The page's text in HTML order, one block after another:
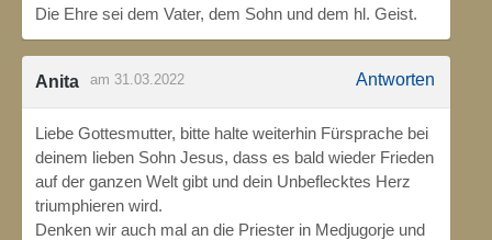
Die Ehre sei dem Vater, dem Sohn und dem hl. Geist.
Anita am 31.03.2022 Antworten
Liebe Gottesmutter, bitte halte weiterhin Fürsprache bei
deinem lieben Sohn Jesus, dass es bald wieder Frieden
auf der ganzen Welt gibt und dein Unbeflecktes Herz
triumphieren wird.
Denken wir auch mal an die Priester in Medjugorje und